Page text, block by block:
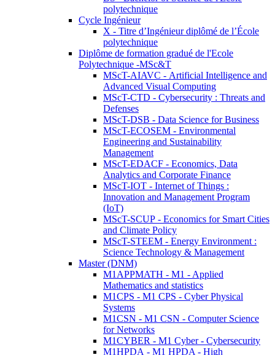
polytechnique
Cycle Ingénieur
X - Titre d’Ingénieur diplômé de l’École
polytechnique
Diplôme de formation gradué de l'Ecole
Polytechnique -MSc&T
MScT-AIAVC - Artificial Intelligence and
Advanced Visual Computing
MScT-CTD - Cybersecurity : Threats and
Defenses
MScT-DSB - Data Science for Business
MScT-ECOSEM - Environmental
Engineering and Sustainability
Management
MScT-EDACF - Economics, Data
Analytics and Corporate Finance
MScT-IOT - Internet of Things :
Innovation and Management Program
(IoT)
MScT-SCUP - Economics for Smart Cities
and Climate Policy
MScT-STEEM - Energy Environment :
Science Technology & Management
Master (DNM)
M1APPMATH - M1 - Applied
Mathematics and statistics
M1CPS - M1 CPS - Cyber Physical
Systems
M1CSN - M1 CSN - Computer Science
for Networks
M1CYBER - M1 Cyber - Cybersecurity
M1HPDA - M1 HPDA - High